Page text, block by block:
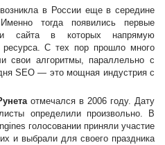
в России еще в середине
тогда появились первые
сайта в которых напрямую
С тех пор прошло много
свои алгоритмы, параллельно с
SEO — это мощная индустрия с
отмечался в 2006 году. Дату
определили произвольно. В
голосовании приняли участие
и выбрали для своего праздника